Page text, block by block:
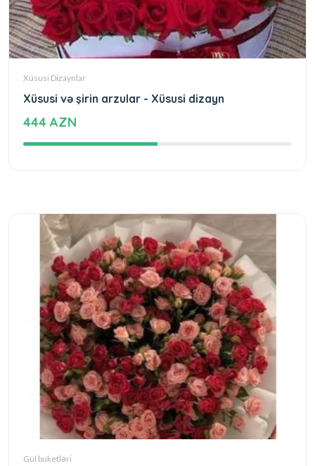
Xüsusi Dizaynlar
Xüsusi və şirin arzular - Xüsusi dizayn
444 AZN
Gül buketləri